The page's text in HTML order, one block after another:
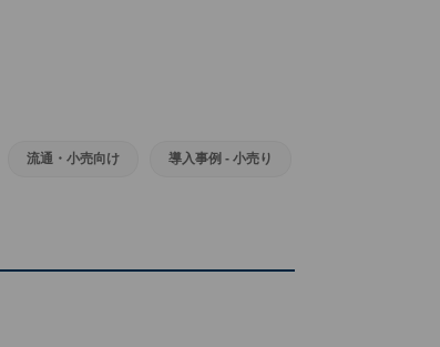
流通・小売向け 導入事例 - 小売り